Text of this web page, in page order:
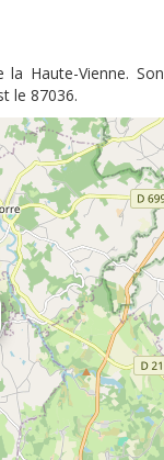
Haute-Vienne. Son
le 87036.